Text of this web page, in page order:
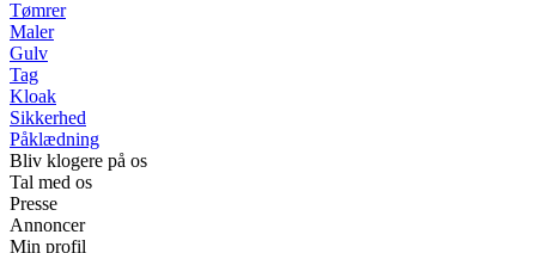
Tømrer
Maler
Gulv
Tag
Kloak
Sikkerhed
Påklædning
Bliv klogere på os
Tal med os
Presse
Annoncer
Min profil